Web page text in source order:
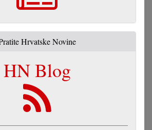
Hrvatske Novine
HN Blog